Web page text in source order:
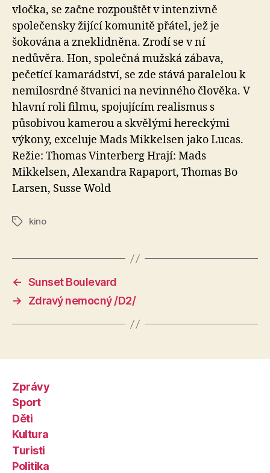
vločka, se začne rozpouštět v intenzivně
společensky žijící komunitě přátel, jež je
šokována a zneklidněna. Zrodí se v ní
nedůvěra. Hon, společná mužská zábava,
pečetící kamarádství, se zde stává paralelou k
nemilosrdné štvanici na nevinného člověka. V
hlavní roli filmu, spojujícím realismus s
působivou kamerou a skvělými hereckými
výkony, exceluje Mads Mikkelsen jako Lucas.
Režie: Thomas Vinterberg Hrají: Mads
Mikkelsen, Alexandra Rapaport, Thomas Bo
Larsen, Susse Wold
Štítkykino
← Sunset Boulevard
→
Zdravý nemocný /D2/
Zprávy
Sport
Děti
Kultura
Turisti
Politika